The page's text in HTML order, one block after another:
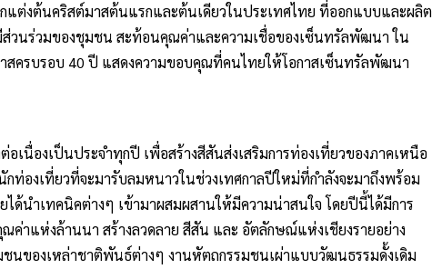
แต่งต้นคริสต์มาสต้นแรกและต้นเดียวในประเทศไทย ที่ออกแบบและผลิต
วนร่วมของชุมชน สะท้อนคุณค่าและความเชื่อของเซ็นทรัลพัฒนา ใน
าสครบรอบ 40 ปี แสดงความขอบคุณที่คนไทยให้โอกาสเซ็นทรัลพัฒนา
เนื่องเป็นประจำทุกปี เพื่อสร้างสีสันส่งเสริมการท่องเที่ยวของภาคเหนือ
องเที่ยวที่จะมารับลมหนาวในช่วงเทศกาลปีใหม่ที่กำลังจะมาถึงพร้อม
ด้นำเทคนิคต่างๆ เข้ามาผสมผสานให้มีความน่าสนใจ โดยปีนี้ได้มีการ
ค่าแห่งล้านนา สร้างลวดลาย สีสัน และ อัตลักษณ์แห่งเชียงรายอย่าง
นของเหล่าชาติพันธ์ต่างๆ งานหัตถกรรมชนเผ่าแบบวัฒนธรรมดั้งเดิม